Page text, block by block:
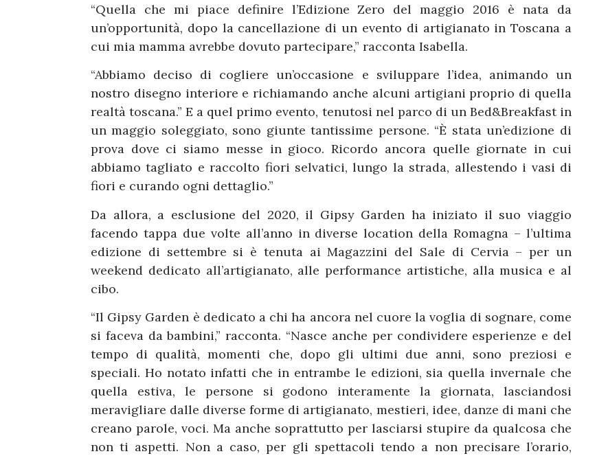
“Quella che mi piace definire l’Edizione Zero del maggio 2016 è nata da
un’opportunità, dopo la cancellazione di un evento di artigianato in Toscana a
cui mia mamma avrebbe dovuto partecipare,” racconta Isabella.
“Abbiamo deciso di cogliere un’occasione e sviluppare l’idea, animando un
nostro disegno interiore e richiamando anche alcuni artigiani proprio di quella
realtà toscana.” E a quel primo evento, tenutosi nel parco di un Bed&Breakfast in
un maggio soleggiato, sono giunte tantissime persone. “È stata un’edizione di
prova dove ci siamo messe in gioco. Ricordo ancora quelle giornate in cui
abbiamo tagliato e raccolto fiori selvatici, lungo la strada, allestendo i vasi di
fiori e curando ogni dettaglio.”
Da allora, a esclusione del 2020, il Gipsy Garden ha iniziato il suo viaggio
facendo tappa due volte all’anno in diverse location della Romagna – l’ultima
edizione di settembre si è tenuta ai Magazzini del Sale di Cervia – per un
weekend dedicato all’artigianato, alle performance artistiche, alla musica e al
cibo.
“Il Gipsy Garden è dedicato a chi ha ancora nel cuore la voglia di sognare, come
si faceva da bambini,” racconta. “Nasce anche per condividere esperienze e del
tempo di qualità, momenti che, dopo gli ultimi due anni, sono preziosi e
speciali. Ho notato infatti che in entrambe le edizioni, sia quella invernale che
quella estiva, le persone si godono interamente la giornata, lasciandosi
meravigliare dalle diverse forme di artigianato, mestieri, idee, danze di mani che
creano parole, voci. Ma anche soprattutto per lasciarsi stupire da qualcosa che
non ti aspetti. Non a caso, per gli spettacoli tendo a non precisare l’orario,